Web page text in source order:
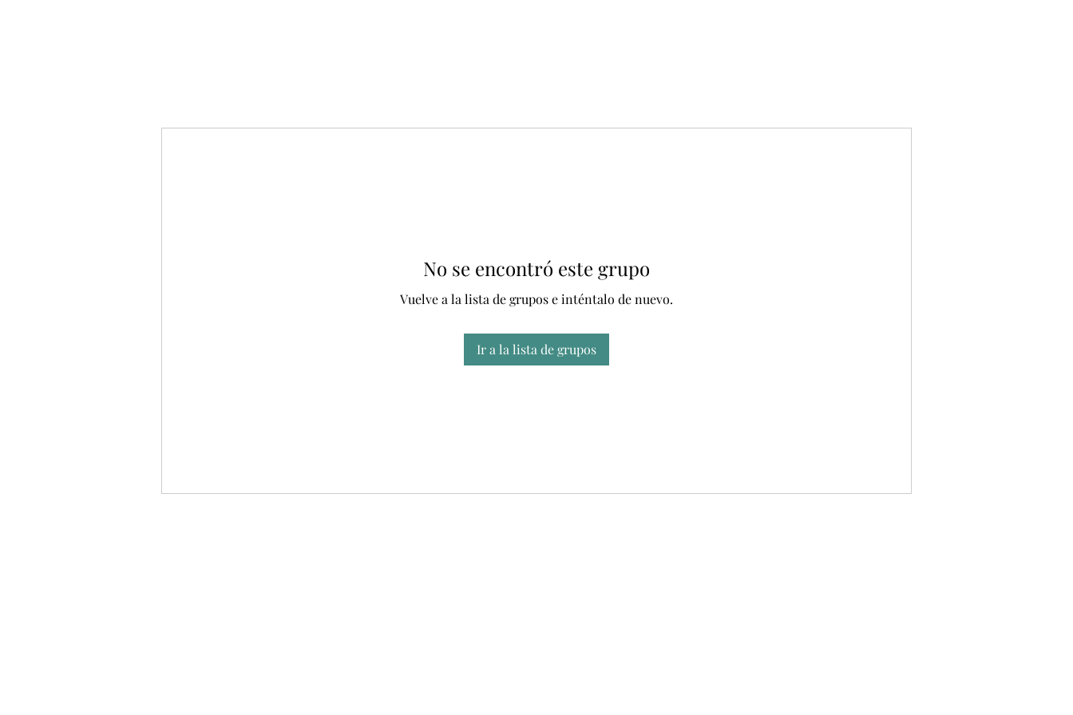
No se encontró este grupo
Vuelve a la lista de grupos e inténtalo de nuevo.
Ir a la lista de grupos